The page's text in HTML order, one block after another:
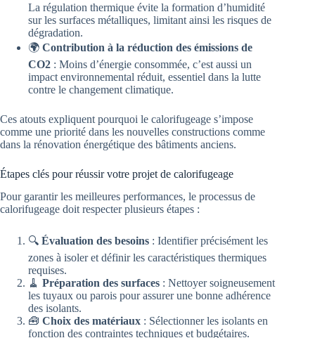
La régulation thermique évite la formation d’humidité
sur les surfaces métalliques, limitant ainsi les risques de
dégradation.
🌍 Contribution à la réduction des émissions de
CO2 : Moins d’énergie consommée, c’est aussi un
impact environnemental réduit, essentiel dans la lutte
contre le changement climatique.
Ces atouts expliquent pourquoi le calorifugeage s’impose
comme une priorité dans les nouvelles constructions comme
dans la rénovation énergétique des bâtiments anciens.
Étapes clés pour réussir votre projet de calorifugeage
Pour garantir les meilleures performances, le processus de
calorifugeage doit respecter plusieurs étapes :
🔍 Évaluation des besoins : Identifier précisément les
zones à isoler et définir les caractéristiques thermiques
requises.
🧹 Préparation des surfaces : Nettoyer soigneusement
les tuyaux ou parois pour assurer une bonne adhérence
des isolants.
🧰 Choix des matériaux : Sélectionner les isolants en
fonction des contraintes techniques et budgétaires.